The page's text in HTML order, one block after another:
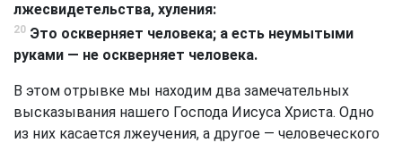
лжесвидетельства, хуления:
20 Это оскверняет человека; а есть неумытыми
руками — не оскверняет человека.
В этом отрывке мы находим два замечательных
высказывания нашего Господа Иисуса Христа. Одно
из них касается лжеучения, а другое — человеческого